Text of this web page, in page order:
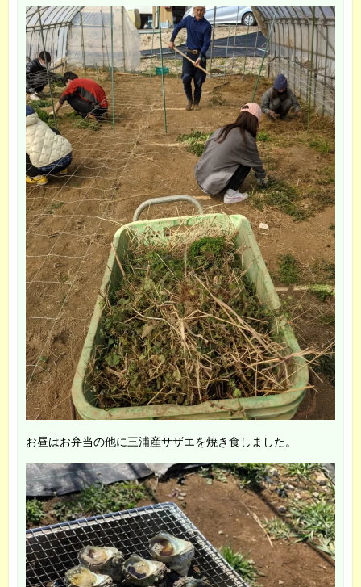
お昼はお弁当の他に三浦産サザエを焼き食しました。